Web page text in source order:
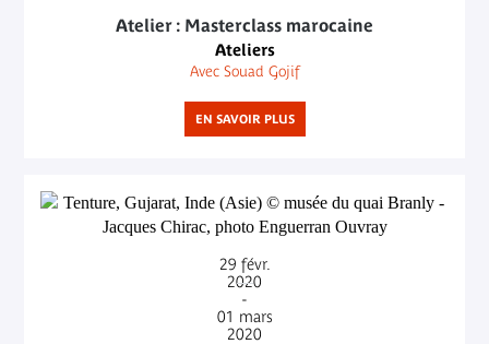
Atelier : Masterclass marocaine
Ateliers
Avec Souad Gojif
EN SAVOIR PLUS
29 févr.
2020
-
01 mars
2020